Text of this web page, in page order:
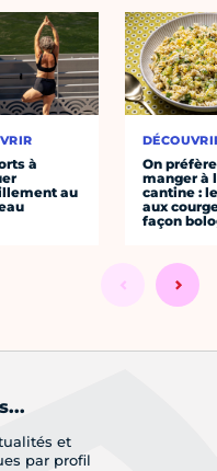
à
au
On préfère
manger à
cantine :
aux
façon
et
par profil